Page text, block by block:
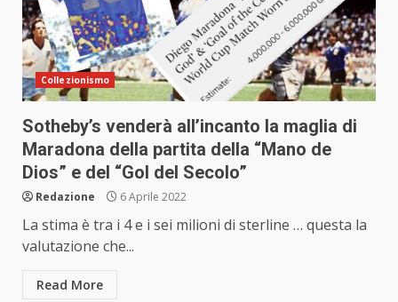
Collezionismo
Sotheby’s venderà all’incanto la maglia di
Maradona della partita della “Mano de
Dios” e del “Gol del Secolo”
Redazione 6 Aprile 2022
La stima è tra i 4 e i sei milioni di sterline … questa la
valutazione che...
Read More